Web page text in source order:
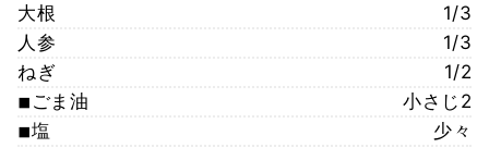
大根
1/3
人参
1/3
ねぎ
1/2
◾︎ごま油
小さじ2
◾︎塩
少々